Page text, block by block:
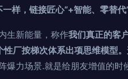
样，链接匠心“+智能、零替代”
生新能量，称作我们真正的客
性厂按梯次体系出项思维模型
阵爆力场景.就是给朋友增值的